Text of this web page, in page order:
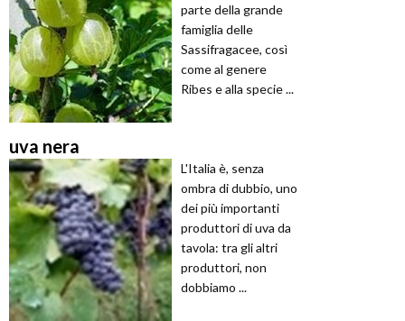
parte della grande
famiglia delle
Sassifragacee, così
come al genere
Ribes e alla specie ...
uva nera
L'Italia è, senza
ombra di dubbio, uno
dei più importanti
produttori di uva da
tavola: tra gli altri
produttori, non
dobbiamo ...